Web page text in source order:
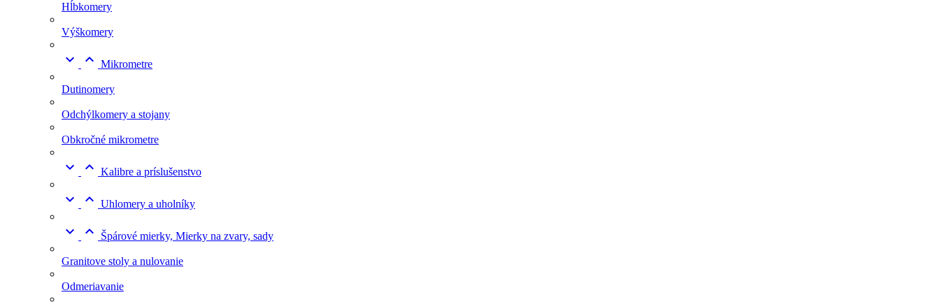
Hĺbkomery
Výškomery
  Mikrometre
Dutinomery
Odchýlkomery a stojany
Obkročné mikrometre
  Kalibre a príslušenstvo
  Uhlomery a uholníky
  Špárové mierky, Mierky na zvary, sady
Granitove stoly a nulovanie
Odmeriavanie